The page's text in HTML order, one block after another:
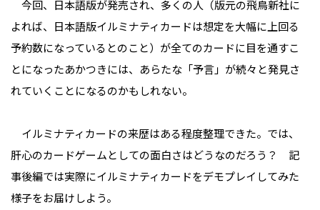
今回、日本語版が発売され、多くの人（版元の飛鳥新社に
よれば、日本語版イルミナティカードは想定を大幅に上回る
予約数になっているとのこと）が全てのカードに目を通すこ
とになったあかつきには、あらたな「予言」が続々と発見さ
れていくことになるのかもしれない。
イルミナティカードの来歴はある程度整理できた。では、
肝心のカードゲームとしての面白さはどうなのだろう？ 記
事後編では実際にイルミナティカードをデモプレイしてみた
様子をお届けしよう。